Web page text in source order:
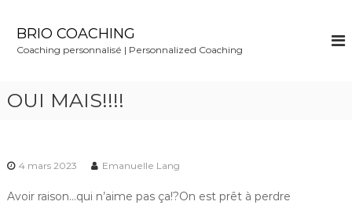
BRIO COACHING
Coaching personnalisé | Personnalized Coaching
OUI MAIS!!!!
4 mars 2023 Emanuelle Lang
Avoir raison…qui n’aime pas ça!?On est prêt à perdre